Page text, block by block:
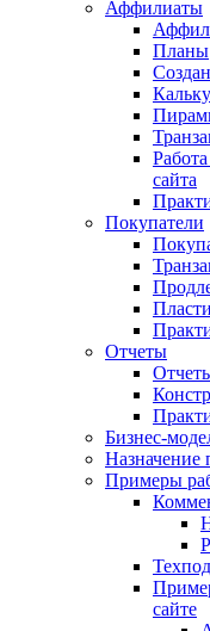
Аффилиаты
Планы
сайта
Покупатели
Отчеты
Бизнес-
Назначение
Примеры
сайте